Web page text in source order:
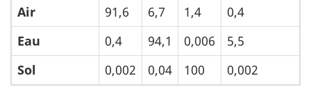
Air
91,6 6,7 1,4
0,4
Eau
0,4 94,1 0,006
5,5
Sol
0,002 0,04 100 0,002